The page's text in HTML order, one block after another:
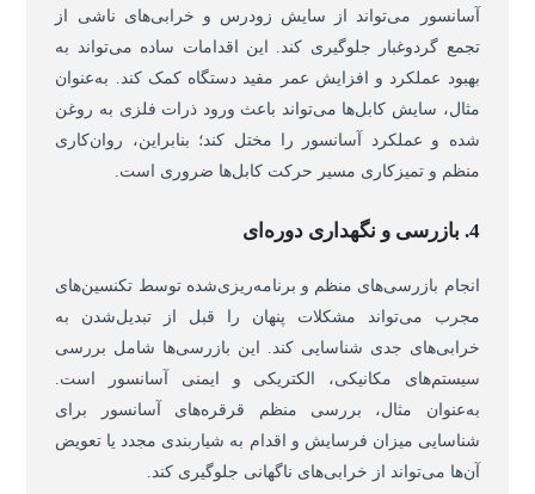
آسانسور می‌تواند از سایش زودرس و خرابی‌های ناشی از
تجمع گردوغبار جلوگیری کند. این اقدامات ساده می‌تواند به
بهبود عملکرد و افزایش عمر مفید دستگاه کمک کند. به‌عنوان
مثال، سایش کابل‌ها می‌تواند باعث ورود ذرات فلزی به روغن
شده و عملکرد آسانسور را مختل کند؛ بنابراین، روان‌کاری
منظم و تمیزکاری مسیر حرکت کابل‌ها ضروری است.
4. بازرسی و نگهداری دوره‌ای
انجام بازرسی‌های منظم و برنامه‌ریزی‌شده توسط تکنسین‌های
مجرب می‌تواند مشکلات پنهان را قبل از تبدیل‌شدن به
خرابی‌های جدی شناسایی کند. این بازرسی‌ها شامل بررسی
سیستم‌های مکانیکی، الکتریکی و ایمنی آسانسور است.
به‌عنوان مثال، بررسی منظم قرقره‌های آسانسور برای
شناسایی میزان فرسایش و اقدام به شیاربندی مجدد یا تعویض
آن‌ها می‌تواند از خرابی‌های ناگهانی جلوگیری کند.